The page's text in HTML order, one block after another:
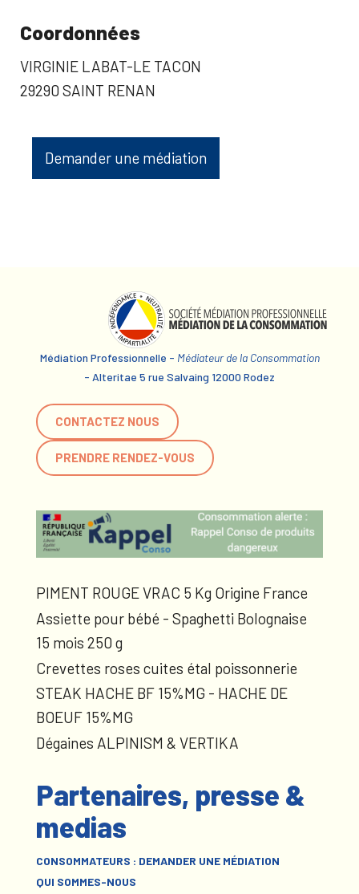
Coordonnées
VIRGINIE LABAT-LE TACON
29290 SAINT RENAN
Demander une médiation
Médiation Professionnelle - Médiateur de la Consommation
- Alteritae 5 rue Salvaing 12000 Rodez
CONTACTEZ NOUS
PRENDRE RENDEZ-VOUS
PIMENT ROUGE VRAC 5 Kg Origine France
Assiette pour bébé - Spaghetti Bolognaise
15 mois 250 g
Crevettes roses cuites étal poissonnerie
STEAK HACHE BF 15%MG - HACHE DE
BOEUF 15%MG
Dégaines ALPINISM & VERTIKA
Partenaires, presse &
medias
CONSOMMATEURS : DEMANDER UNE MÉDIATION
QUI SOMMES-NOUS